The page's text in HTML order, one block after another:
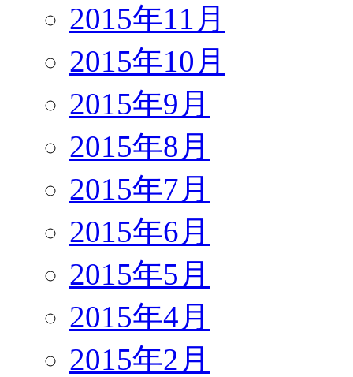
2015年11月
2015年10月
2015年9月
2015年8月
2015年7月
2015年6月
2015年5月
2015年4月
2015年2月